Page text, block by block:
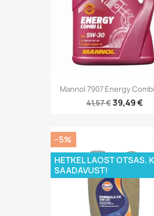
Mannol 7907 Energy Combi
41,57 €39,49 €
−5%
HETKEL LAOST OTSAS.
SAADAVUST!